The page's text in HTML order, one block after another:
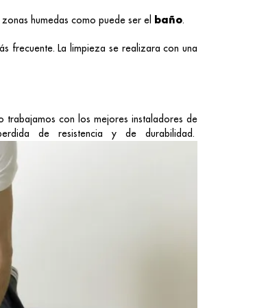
humedas como puede ser el baño.
frecuente. La limpieza se realizara con una
trabajamos con los mejores instaladores de
de resistencia y de durabilidad.